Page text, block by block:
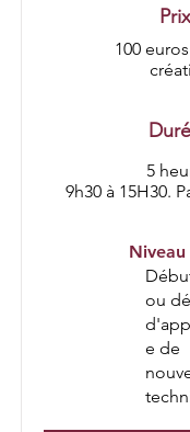
Prix
100
5
9h30 à 15H30.
ou
e de